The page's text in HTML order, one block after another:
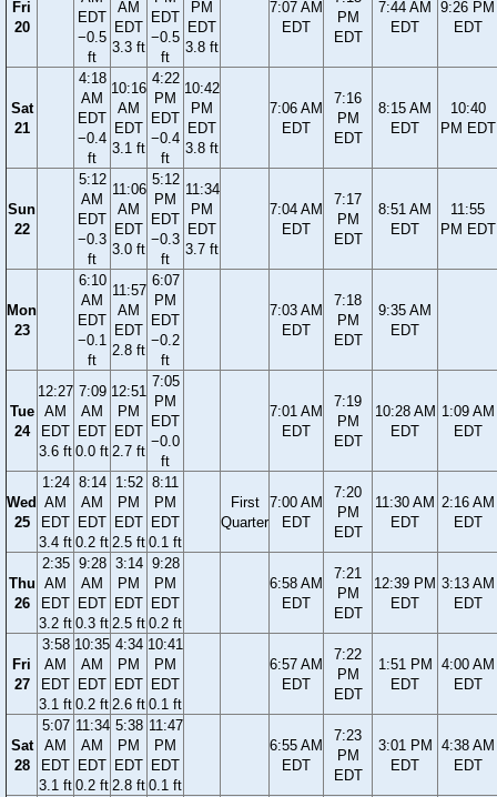
Fri
20
EDT
−0.5
ft
AM
EDT
3.3 ft
EDT
−0.5
ft
PM
EDT
3.8 ft
7:07 AM
EDT
PM
EDT
7:44 AM
EDT
9:26 PM
EDT
Sat
21
4:18
AM
EDT
−0.4
ft
10:16
AM
EDT
3.1 ft
4:22
PM
EDT
−0.4
ft
10:42
PM
EDT
3.8 ft
7:06 AM
EDT
7:16
PM
EDT
8:15 AM
EDT
10:40
PM EDT
Sun
22
5:12
AM
EDT
−0.3
ft
11:06
AM
EDT
3.0 ft
5:12
PM
EDT
−0.3
ft
11:34
PM
EDT
3.7 ft
7:04 AM
EDT
7:17
PM
EDT
8:51 AM
EDT
11:55
PM EDT
Mon
23
6:10
AM
EDT
−0.1
ft
11:57
AM
EDT
2.8 ft
6:07
PM
EDT
−0.2
ft
7:03 AM
EDT
7:18
PM
EDT
9:35 AM
EDT
Tue
24
12:27
AM
EDT
3.6 ft
7:09
AM
EDT
0.0 ft
12:51
PM
EDT
2.7 ft
7:05
PM
EDT
−0.0
ft
7:01 AM
EDT
7:19
PM
EDT
10:28 AM
EDT
1:09 AM
EDT
Wed
25
1:24
AM
EDT
3.4 ft
8:14
AM
EDT
0.2 ft
1:52
PM
EDT
2.5 ft
8:11
PM
EDT
0.1 ft
First
Quarter
7:00 AM
EDT
7:20
PM
EDT
11:30 AM
EDT
2:16 AM
EDT
Thu
26
2:35
AM
EDT
3.2 ft
9:28
AM
EDT
0.3 ft
3:14
PM
EDT
2.5 ft
9:28
PM
EDT
0.2 ft
6:58 AM
EDT
7:21
PM
EDT
12:39 PM
EDT
3:13 AM
EDT
Fri
27
3:58
AM
EDT
3.1 ft
10:35
AM
EDT
0.2 ft
4:34
PM
EDT
2.6 ft
10:41
PM
EDT
0.1 ft
6:57 AM
EDT
7:22
PM
EDT
1:51 PM
EDT
4:00 AM
EDT
Sat
28
5:07
AM
EDT
3.1 ft
11:34
AM
EDT
0.2 ft
5:38
PM
EDT
2.8 ft
11:47
PM
EDT
0.1 ft
6:55 AM
EDT
7:23
PM
EDT
3:01 PM
EDT
4:38 AM
EDT